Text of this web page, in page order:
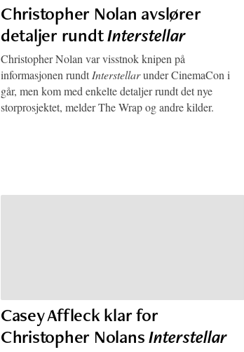
Christopher Nolan avslører
detaljer rundtInterstellar
Christopher Nolan var visstnok knipen på
informasjonen rundt Interstellarunder CinemaCon i
går, men kom med enkelte detaljer rundt det nye
storprosjektet, melder The Wrap og andre kilder.
Casey Affleck klar for
Christopher NolansInterstellar